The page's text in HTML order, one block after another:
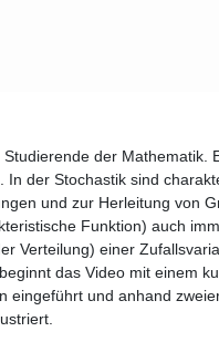
der Mathematik.
In der Stochastik sind
und zur Herleitung von
Funktion) auch
Verteilung) einer
das Video mit einem
eingeführt und anhand